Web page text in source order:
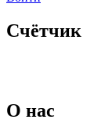
Счётчик
O нас